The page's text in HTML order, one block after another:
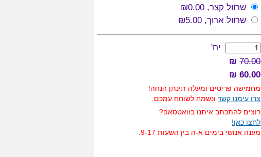
שרוול קצר, ₪0.00
שרוול ארוך, ₪5.00
יח'
70.00
₪
60.00 ₪
מחמישה פריטים ומעלה תינתן הנחה!
צרו עימנו קשר ונשמח לשוחח עמכם.
רוצים להתכתב איתנו בוואטסאפ?
לחצו כאן!
מענה אנושי בימים א-ה בין השעות 9-17.